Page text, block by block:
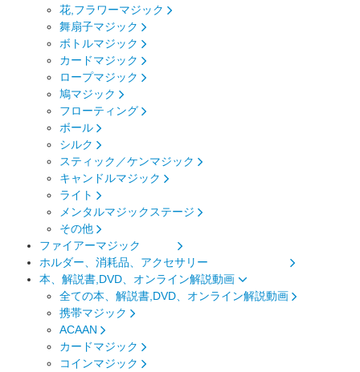
花,フラワーマジック
舞扇子マジック
ボトルマジック
カードマジック
ロープマジック
鳩マジック
フローティング
ボール
シルク
スティック／ケンマジック
キャンドルマジック
ライト
メンタルマジックステージ
その他
ファイアーマジック
ホルダー、消耗品、アクセサリー
本、解説書,DVD、オンライン解説動画
全ての本、解説書,DVD、オンライン解説動画
携帯マジック
ACAAN
カードマジック
コインマジック